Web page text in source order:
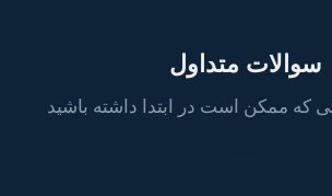
سوالات متداول
که ممکن است در ابتدا داشته باشید